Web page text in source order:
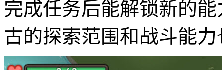
完成任务后能解锁新的
古的探索范围和战斗能